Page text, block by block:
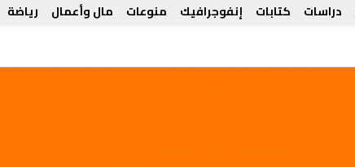
دراسات كتابات إنفوجرافيك منوعات مال وأعمال رياضة